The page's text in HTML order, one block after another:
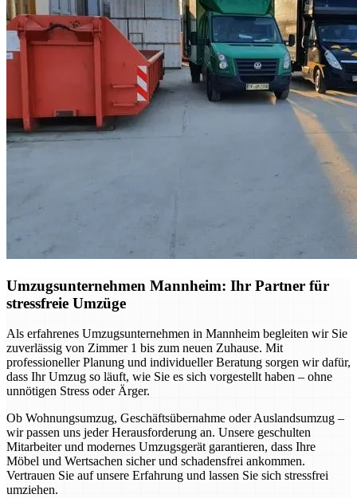
Umzugsunternehmen Mannheim: Ihr Partner für
stressfreie Umzüge
Als erfahrenes Umzugsunternehmen in Mannheim begleiten wir Sie
zuverlässig von Zimmer 1 bis zum neuen Zuhause. Mit
professioneller Planung und individueller Beratung sorgen wir dafür,
dass Ihr Umzug so läuft, wie Sie es sich vorgestellt haben – ohne
unnötigen Stress oder Ärger.
Ob Wohnungsumzug, Geschäftsübernahme oder Auslandsumzug –
wir passen uns jeder Herausforderung an. Unsere geschulten
Mitarbeiter und modernes Umzugsgerät garantieren, dass Ihre
Möbel und Wertsachen sicher und schadensfrei ankommen.
Vertrauen Sie auf unsere Erfahrung und lassen Sie sich stressfrei
umziehen.